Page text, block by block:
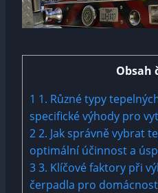
Obsah
1 1. Různé typy
specifické ‌výhody pro
22. Jak správně vybrat
optimální⁢ účinnost a
33. Klíčové faktory při⁣
čerpadla pro⁤